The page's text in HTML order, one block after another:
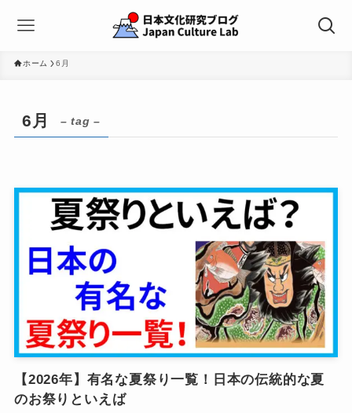
ホーム 6月
6月 – tag –
【2026年】有名な夏祭り一覧！日本の伝統的な夏
のお祭りといえば